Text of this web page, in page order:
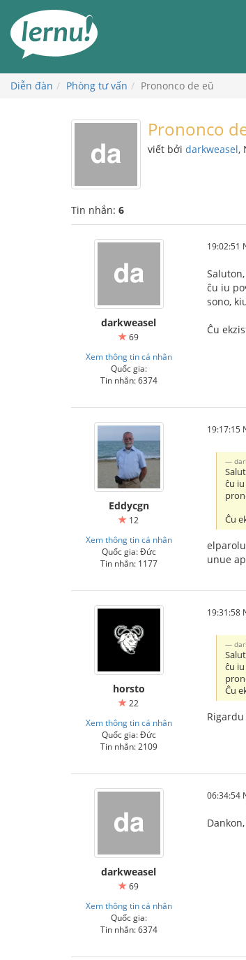
đến
phần
dung
Diễn đàn Phòng tư vấn Prononco de eŭ
Prononco
viết bởi darkweasel,
Tin nhắn: 6
darkweasel
69
Xem thông tin cá nhân
Quốc gia:
Tin nhắn: 6374
19:02:51
Saluton,
ĉu iu
sono,
Ĉu
Eddycgn
12
Xem thông tin cá nhân
Quốc gia: Đức
Tin nhắn: 1177
19:17:15
ĉu
Ĉu
unue
horsto
22
Xem thông tin cá nhân
Quốc gia: Đức
Tin nhắn: 2109
19:31:58
ĉu
Ĉu
darkweasel
69
Xem thông tin cá nhân
Quốc gia:
Tin nhắn: 6374
06:34:54